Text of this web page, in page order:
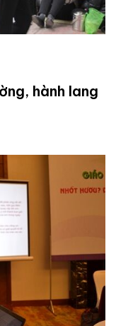
hành lang